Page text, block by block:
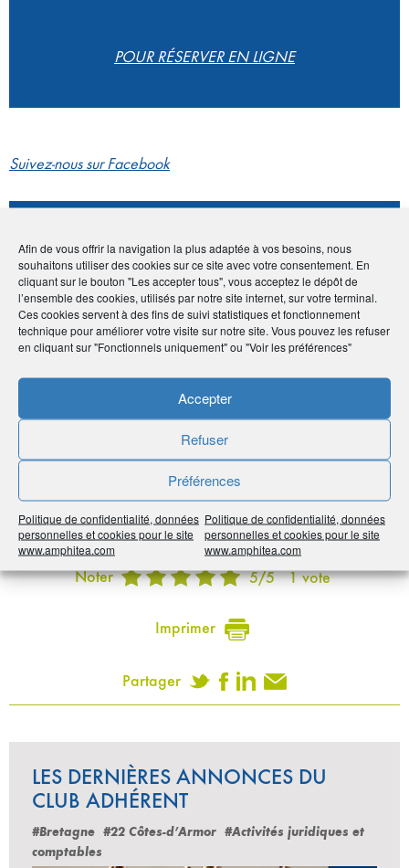
Afin de vous offrir la navigation la plus adaptée à vos besoins, nous
souhaitons utiliser des cookies sur ce site avec votre consentement. En
cliquant sur le bouton "Les accepter tous", vous acceptez le dépôt de
l’ensemble des cookies, utilisés par notre site internet, sur votre terminal.
Ces cookies servent à des fins de suivi statistiques et fonctionnement
technique pour améliorer votre visite sur notre site. Vous pouvez les refuser
en cliquant sur "Fonctionnels uniquement" ou "Voir les préférences"
Accepter
Refuser
Préférences
Politique de confidentialité, données
personnelles et cookies pour le site
www.amphitea.com
Politique de confidentialité, données
personnelles et cookies pour le site
www.amphitea.com
POUR RÉSERVER EN LIGNE
Suivez-nous sur Facebook
• Holiven Detailing Center
• Bp 6045, Faaa 98702, Polynésie française
•(+689) 87 00 27 27
•holyrent.tahiti@gmail.com
•https://holyrent-tahiti.com/
Avantage adhérents
Livraison et récupération du véhicule offerte !
Pour bénéficier de cet avantage merci de préciser votre
provenance d’AMPHITÉA.
Noter 5/5 1vote
Imprimer
Partager
LES DERNIÈRES ANNONCES DU
CLUB ADHÉRENT
#Bretagne #22 Côtes-d’Armor #Activités juridiques et
comptables